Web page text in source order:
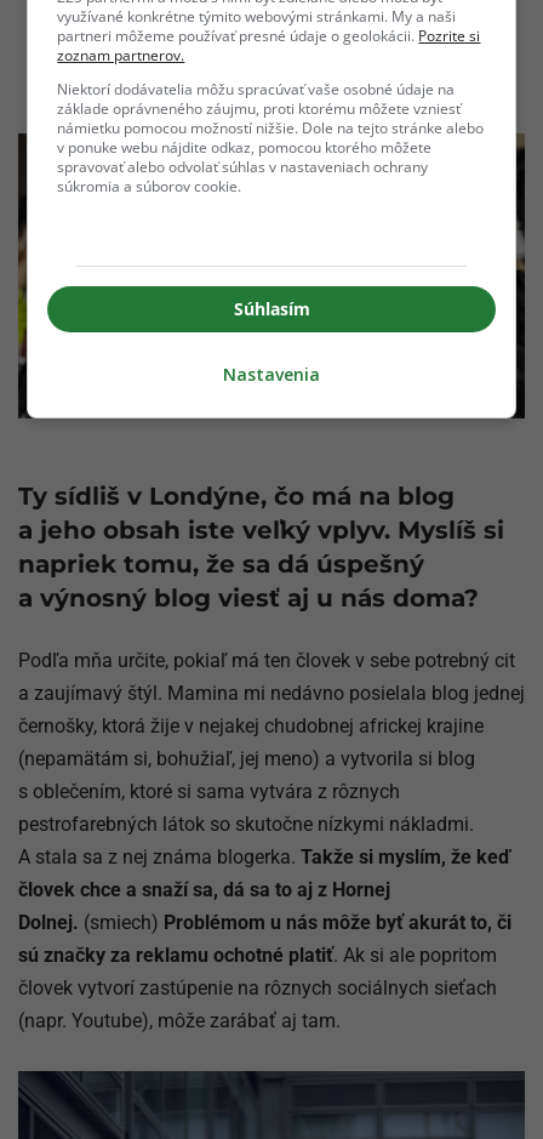
Ty sídliš v Londýne, čo má na blog
a jeho obsah iste veľký vplyv. Myslíš si
napriek tomu, že sa dá úspešný
a výnosný blog viesť aj u nás doma?
Podľa mňa určite, pokiaľ má ten človek v sebe potrebný cit
a zaujímavý štýl. Mamina mi nedávno posielala blog jednej
černošky, ktorá žije v nejakej chudobnej africkej krajine
(nepamätám si, bohužiaľ, jej meno) a vytvorila si blog
s oblečením, ktoré si sama vytvára z rôznych
pestrofarebných látok so skutočne nízkymi nákladmi.
A stala sa z nej známa blogerka. Takže si myslím, že keď
človek chce a snaží sa, dá sa to aj z Hornej
Dolnej. (smiech) Problémom u nás môže byť akurát to, či
sú značky za reklamu ochotné platiť. Ak si ale popritom
človek vytvorí zastúpenie na rôznych sociálnych sieťach
(napr. Youtube), môže zarábať aj tam.
využívané konkrétne týmito webovými stránkami. My a naši
partneri môžeme používať presné údaje o geolokácii. Pozrite si
zoznam partnerov.
Niektorí dodávatelia môžu spracúvať vaše osobné údaje na
základe oprávneného záujmu, proti ktorému môžete vzniesť
námietku pomocou možností nižšie. Dole na tejto stránke alebo
v ponuke webu nájdite odkaz, pomocou ktorého môžete
spravovať alebo odvolať súhlas v nastaveniach ochrany
súkromia a súborov cookie.
Súhlasím
Nastavenia